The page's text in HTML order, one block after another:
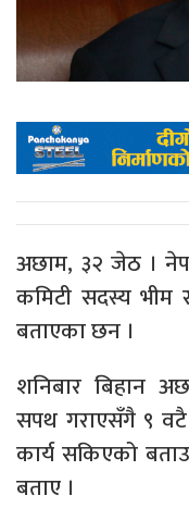
अछाम, ३२ जेठ ।
कमिटी सदस्य भीम
बताएका छन ।
शनिबार बिहान
सपथ गराएसँगै ९
कार्य सकिएको
बताए ।